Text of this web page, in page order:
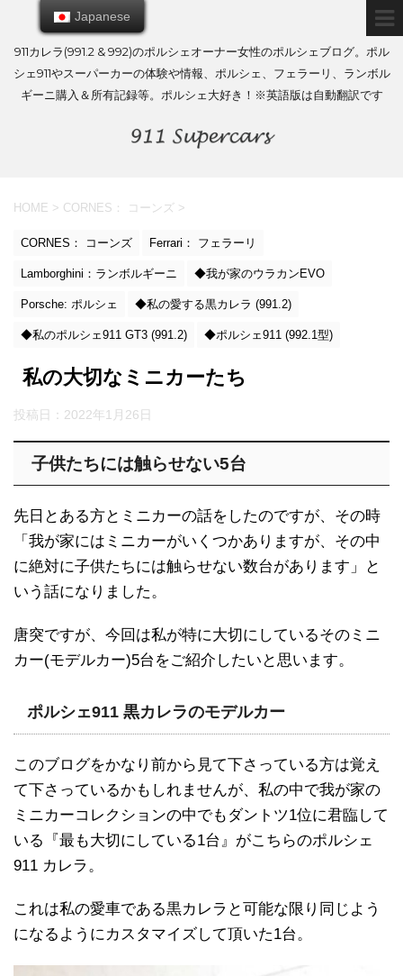
911カレラ(991.2 & 992)のポルシェオーナー女性のポルシェブログ。ポル
シェ911やスーパーカーの体験や情報、ポルシェ、フェラーリ、ランボル
ギーニ購入＆所有記録等。ポルシェ大好き！※英語版は自動翻訳です
HOME > CORNES： コーンズ >
CORNES： コーンズ Ferrari： フェラーリ
Lamborghini：ランボルギーニ ◆我が家のウラカンEVO
Porsche: ポルシェ ◆私の愛する黒カレラ (991.2)
◆私のポルシェ911 GT3 (991.2) ◆ポルシェ911 (992.1型)
私の大切なミニカーたち
投稿日： 2022年1月26日
子供たちには触らせない5台
先日とある方とミニカーの話をしたのですが、その時
「我が家にはミニカーがいくつかありますが、その中
に絶対に子供たちには触らせない数台があります」と
いう話になりました。
唐突ですが、今回は私が特に大切にしているそのミニ
カー(モデルカー)5台をご紹介したいと思います。
ポルシェ911 黒カレラのモデルカー
このブログをかなり前から見て下さっている方は覚え
て下さっているかもしれませんが、私の中で我が家の
ミニカーコレクションの中でもダントツ1位に君臨して
いる『最も大切にしている1台』がこちらのポルシェ
911 カレラ。
これは私の愛車である黒カレラと可能な限り同じよう
になるようにカスタマイズして頂いた1台。
Japanese
Japanese